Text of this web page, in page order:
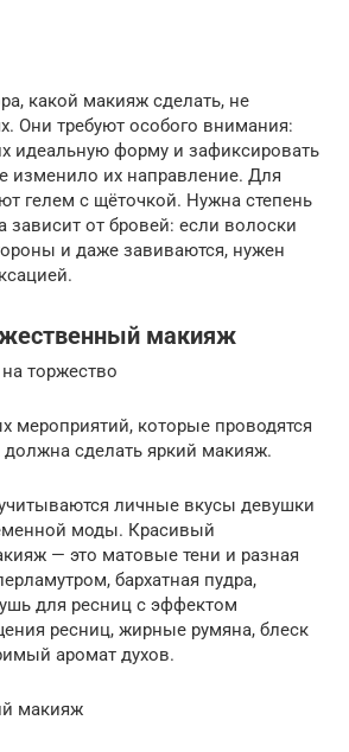
какой макияж сделать, не
Они требуют особого внимания:
идеальную форму и зафиксировать
изменило их направление. Для
гелем с щёточкой. Нужна степень
зависит от бровей: если волоски
и даже завиваются, нужен
макияж
торжество
мероприятий, которые проводятся
сделать яркий макияж.
личные вкусы девушки
моды. Красивый
— это матовые тени и разная
бархатная пудра,
для ресниц с эффектом
ресниц, жирные румяна, блеск
аромат духов.
макияж